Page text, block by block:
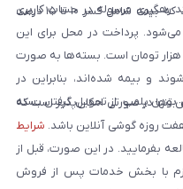
بازگردانده خواهد شد. توجه داشته باشید که بیمه شامل کسر ۱۰ تا ۱۵ درصد
رهگیری مرسوله در حساب کاربری
پرداخت در محل برای این
روش ممکن نیست و هزینه ثابت ارسال ۹۹ هزار تومان است. بسته‌ها به صورت
و بیمه شده‌اند، بنابراین در
پلمپ، از تحویل گرفتن بسته
تنها در صورتی امکان‌پذیر است که
روزه گوشی آنلاین باشد. شرایط
بفرمایید. در این صورت، قبل از
لازم با بخش خدمات پس از فروش